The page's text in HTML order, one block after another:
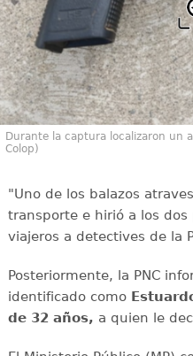
Durante la captura localizaron un
Colop)
"Uno de los balazos
transporte e hirió a los dos
viajeros a detectives de la
Posteriormente, la PNC
identificado como
de 32 años, a quien le